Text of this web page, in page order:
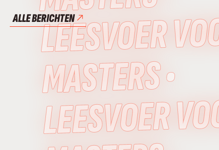
LEESVOER
MASTERS •
LEESVOER
ALLE BERICHTEN